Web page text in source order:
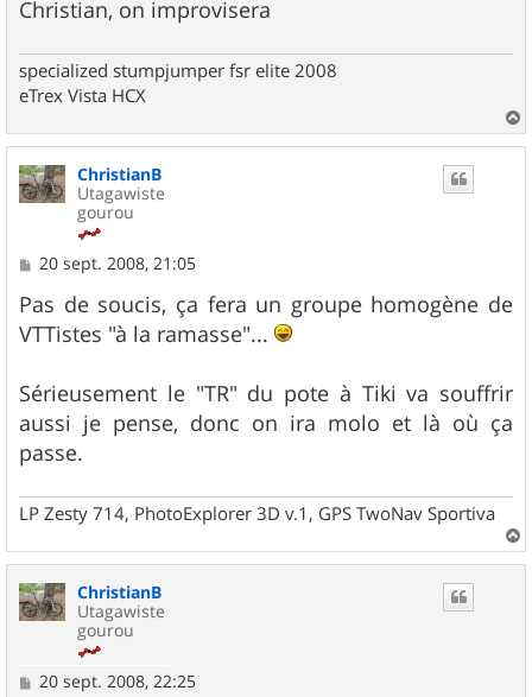
e
Christian, on improvisera
specialized stumpjumper fsr elite 2008
eTrex Vista HCX
a
ChristianB
Utagawiste
gourou
M
s
s
a
20 sept. 2008, 21:05
Pas de soucis, ça fera un groupe homogène de
VTTistes "à la ramasse"...
Sérieusement le "TR" du pote à Tiki va souffrir
aussi je pense, donc on ira molo et là où ça
passe.
LP Zesty 714, PhotoExplorer 3D v.1, GPS TwoNav Sportiva
a
ChristianB
Utagawiste
gourou
M
20 sept. 2008, 22:25